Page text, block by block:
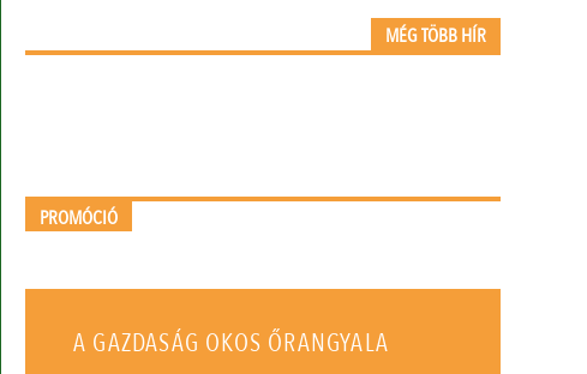
MÉG TÖBB HÍR
PROMÓCIÓ
A GAZDASÁG OKOS ŐRANGYALA